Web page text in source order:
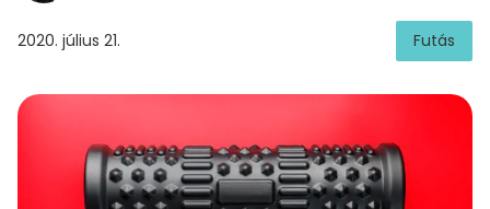
2020. július 21. Futás